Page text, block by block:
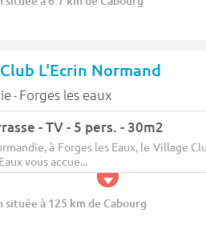
L'Ecrin Normand
- Forges les eaux
- TV - 5 pers. - 30m2
à Forges les Eaux, le Village
vous accue...
située à 125 km de Cabourg